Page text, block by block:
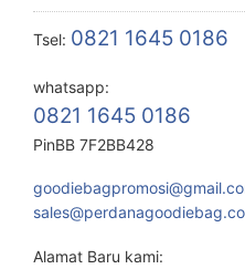
Tsel: 0821 1645 0186
whatsapp:
0821 1645 0186
PinBB 7F2BB428
Alamat Baru kami: